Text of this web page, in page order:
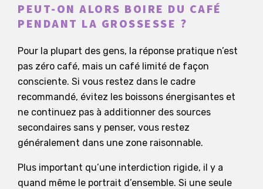
PEUT-ON ALORS BOIRE DU CAFÉ
PENDANT LA GROSSESSE ?
Pour la plupart des gens, la réponse pratique n’est
pas zéro café, mais un café limité de façon
consciente. Si vous restez dans le cadre
recommandé, évitez les boissons énergisantes et
ne continuez pas à additionner des sources
secondaires sans y penser, vous restez
généralement dans une zone raisonnable.
Plus important qu’une interdiction rigide, il y a
quand même le portrait d’ensemble. Si une seule